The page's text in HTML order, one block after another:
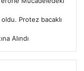
Mücadeledeki
Protez bacaklı
Alındı